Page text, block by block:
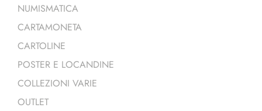
NUMISMATICA
CARTAMONETA
CARTOLINE
POSTER E LOCANDINE
COLLEZIONI VARIE
OUTLET